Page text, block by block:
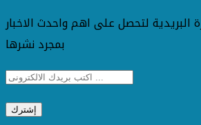
لتحصل على اهم واحدث الاخبار
بمجرد نشرها